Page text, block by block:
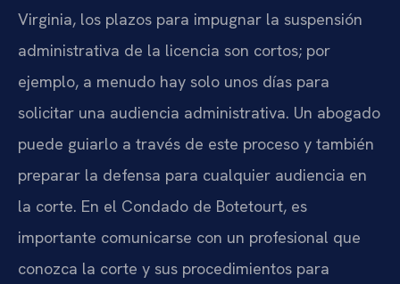
Virginia, los plazos para impugnar la suspensión
administrativa de la licencia son cortos; por
ejemplo, a menudo hay solo unos días para
solicitar una audiencia administrativa. Un abogado
puede guiarlo a través de este proceso y también
preparar la defensa para cualquier audiencia en
la corte. En el Condado de Botetourt, es
importante comunicarse con un profesional que
conozca la corte y sus procedimientos para